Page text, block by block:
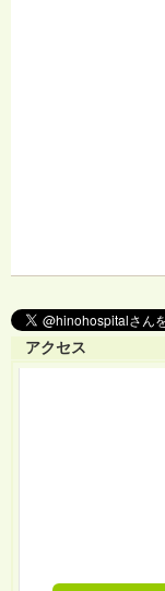
アクセス